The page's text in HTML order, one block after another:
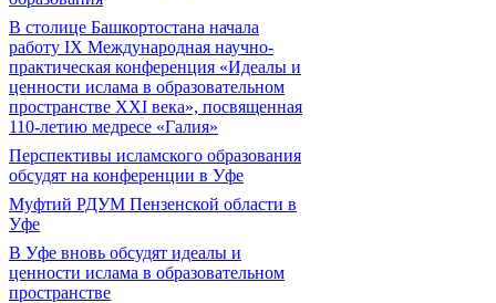
В столице Башкортостана начала
работу IX Международная научно-
практическая конференция «Идеалы и
ценности ислама в образовательном
пространстве XXI века», посвященная
110-летию медресе «Галия»
Перспективы исламского образования
обсудят на конференции в Уфе
Муфтий РДУМ Пензенской области в
Уфе
В Уфе вновь обсудят идеалы и
ценности ислама в образовательном
пространстве